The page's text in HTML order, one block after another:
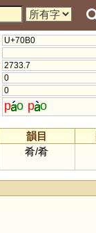
U+70B0
2733.7
0
0
p o p o
韻目
肴/肴